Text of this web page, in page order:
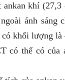
khí (27,3
ánh sáng
khối lượng là
có thể có của